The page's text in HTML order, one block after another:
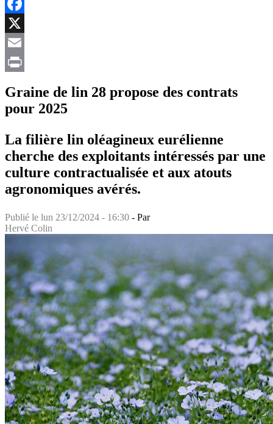
LinkedIn
Facebook
X
Email
Graine de lin 28 propose des contrats
pour 2025
La filière lin oléagineux eurélienne
cherche des exploitants intéressés par une
culture contractualisée et aux atouts
agronomiques avérés.
Publié le lun 23/12/2024 - 16:30 - Par
Hervé Colin